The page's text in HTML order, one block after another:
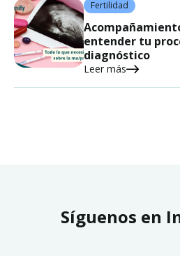
Fertilidad
entender tu
diagnóstico
Leer más
Síguenos en